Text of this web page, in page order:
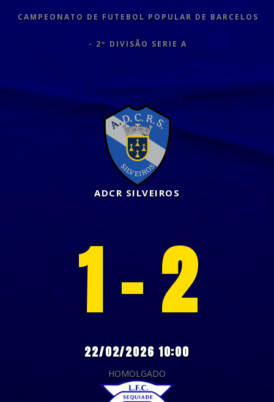
CLUBES
CAMPEONATO DE FUTEBOL POPULAR DE BARCELOS
- 2º DIVISÃO SERIE A
ADCR SILVEIROS
1 - 2
22/02/2026 10:00
HOMOLGADO